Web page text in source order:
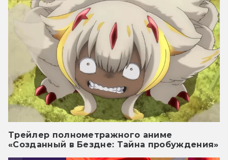
Трейлер полнометражного аниме
«Созданный в Бездне: Тайна пробуждения»